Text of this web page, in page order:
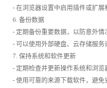
- 在浏览器设置中启用插件或扩展
6. 备份数据
- 定期备份重要数据，以防意外情
- 可以使用外部硬盘、云存储服务
7. 保持系统和软件更新
- 定期检查并更新操作系统和浏览
- 使用可靠的来源下载软件，避免